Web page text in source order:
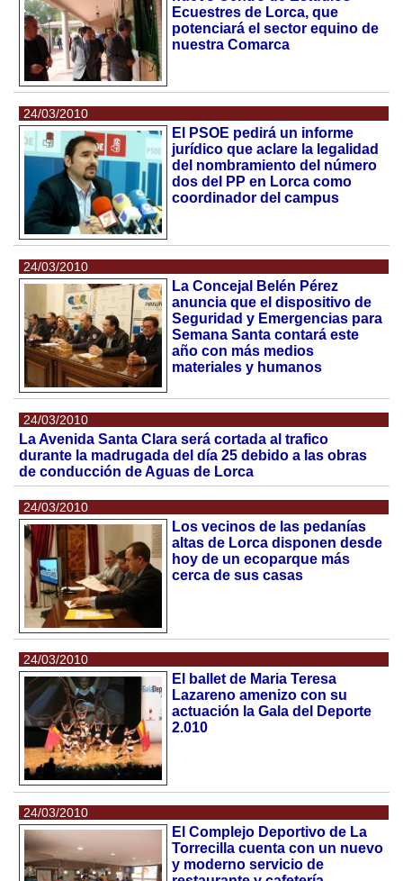
Ecuestres de Lorca, que
potenciará el sector equino de
nuestra Comarca
24/03/2010
El PSOE pedirá un informe
jurídico que aclare la legalidad
del nombramiento del número
dos del PP en Lorca como
coordinador del campus
24/03/2010
La Concejal Belén Pérez
anuncia que el dispositivo de
Seguridad y Emergencias para
Semana Santa contará este
año con más medios
materiales y humanos
24/03/2010
La Avenida Santa Clara será cortada al trafico
durante la madrugada del día 25 debido a las obras
de conducción de Aguas de Lorca
24/03/2010
Los vecinos de las pedanías
altas de Lorca disponen desde
hoy de un ecoparque más
cerca de sus casas
24/03/2010
El ballet de Maria Teresa
Lazareno amenizo con su
actuación la Gala del Deporte
2.010
24/03/2010
El Complejo Deportivo de La
Torrecilla cuenta con un nuevo
y moderno servicio de